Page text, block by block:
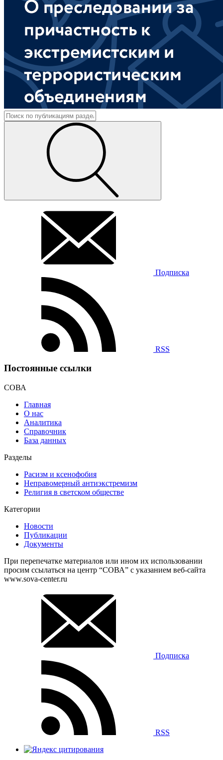
Подписка
RSS
Постоянные ссылки
СОВА
Главная
О нас
Аналитика
Справочник
База данных
Разделы
Расизм и ксенофобия
Неправомерный антиэкстремизм
Религия в светском обществе
Категории
Новости
Публикации
Документы
При перепечатке материалов или ином их использовании
просим ссылаться на центр “СОВА” с указанием веб-сайта
www.sova-center.ru
Подписка
RSS